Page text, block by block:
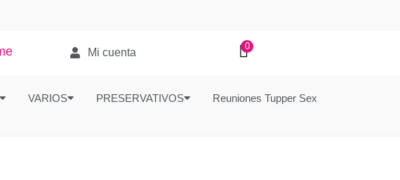
Mi cuenta
0
VARIOS PRESERVATIVOS Reuniones Tupper Sex